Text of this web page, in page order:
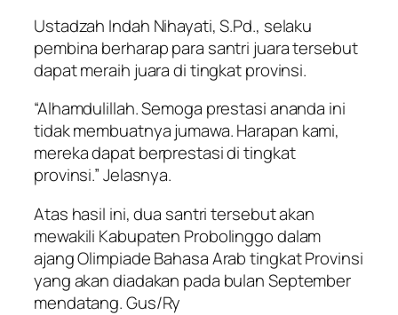
Ustadzah Indah Nihayati, S.Pd., selaku
pembina berharap para santri juara tersebut
dapat meraih juara di tingkat provinsi.
“Alhamdulillah. Semoga prestasi ananda ini
tidak membuatnya jumawa. Harapan kami,
mereka dapat berprestasi di tingkat
provinsi.” Jelasnya.
Atas hasil ini, dua santri tersebut akan
mewakili Kabupaten Probolinggo dalam
ajang Olimpiade Bahasa Arab tingkat Provinsi
yang akan diadakan pada bulan September
mendatang. Gus/Ry